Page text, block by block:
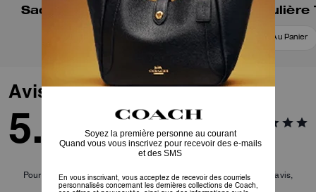
Sac porté épaule Ella
Ajouter Au Panier
Sac Bandoulière
Ajouter Au Panier
Avis
5.0 1 Avis
Pour plus d’informations sur la manière dont nous vérifions nos avis,
cliquezici.